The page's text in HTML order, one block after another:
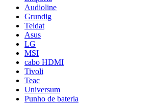
Audioline
Grundig
Teldat
Asus
LG
MSI
cabo HDMI
Tivoli
Teac
Universum
Punho de bateria